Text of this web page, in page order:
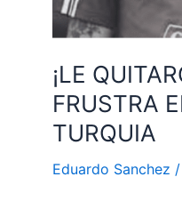
¡LE
FRUSTRA
TURQUIA
Eduardo Sanchez /